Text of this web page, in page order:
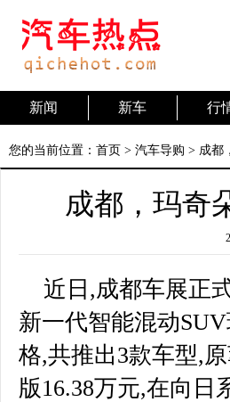
新闻 新车 行
您的当前位置： 首页 > 汽车导购 > 成都
成都，玛奇
近日,成都车展正
新一代智能混动
格,共推出3款车型,
版16.38万元,在向日